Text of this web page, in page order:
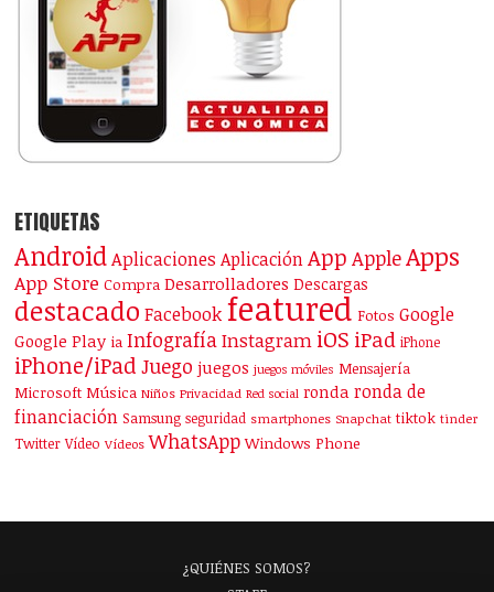
ETIQUETAS
Android Aplicaciones Aplicación App AppleApps
App Store Compra Desarrolladores Descargas
destacado Facebook featured Fotos Google
Google Play ia InfografíaInstagram iOS iPad iPhone
iPhone/iPad Juego juegos juegos móviles Mensajería
Microsoft Música Niños Privacidad Red social ronda ronda de
financiación Samsung seguridad smartphones Snapchat tiktok tinder
Twitter Vídeo Vídeos WhatsApp Windows Phone
¿QUIÉNES SOMOS?